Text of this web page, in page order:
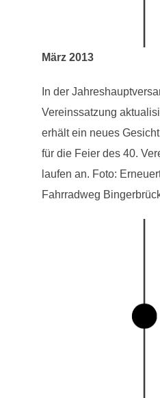
März 2013
In der
Vereinssatzung
erhält ein neues
für die Feier des 40.
laufen an. Foto:
Fahrradweg